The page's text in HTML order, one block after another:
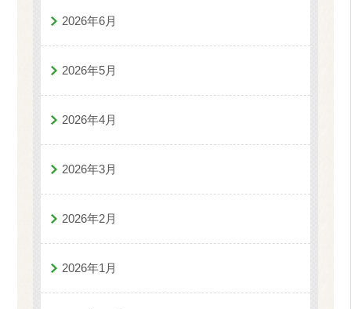
2026年6月
2026年5月
2026年4月
2026年3月
2026年2月
2026年1月